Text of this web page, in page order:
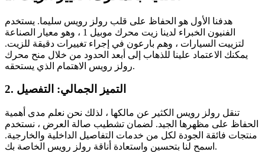
هدفنا الأول هو الحفاظ على قلب رولز رويس سليما. يستخدم
الفنيون الخبراء لدينا زيت محرك موبيل 1 ، وهو معيار الصناعة
لتزييت السيارات ، وهم بارعون في إجراء تغييرات دقيقة للزيت.
يمكنك الاعتماد علينا للذهاب إلى أبعد الحدود من خلال منح محرك
رولز رويس الاهتمام الذي يستحقه.
تنقل رولز رويس الكثير عن مالكها ، لذلك نحن نعلم مدى أهمية
الحفاظ على مظهرها الجيد. لضمان تشطيب صالة العرض ، نستخدم
منتجات فائقة الجودة لكل من خدمات التفاصيل الداخلية والخارجية.
اسمح لنا بتحسين واستعادة أناقة رولز رويس الخاصة بك.